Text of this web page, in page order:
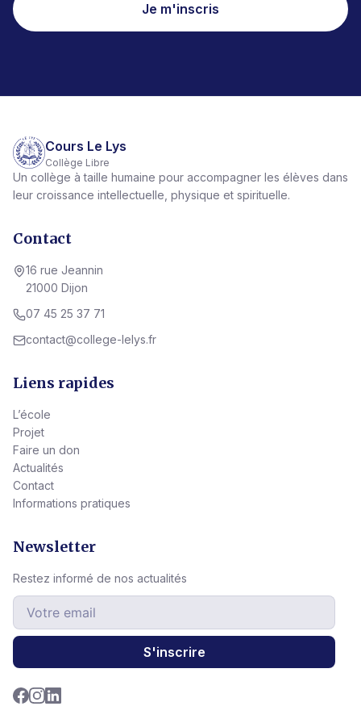
Je m'inscris
Cours Le Lys
Collège Libre
Un collège à taille humaine pour accompagner les élèves dans
leur croissance intellectuelle, physique et spirituelle.
Contact
16 rue Jeannin
21000 Dijon
07 45 25 37 71
contact@college-lelys.fr
Liens rapides
L’école
Projet
Faire un don
Actualités
Contact
Informations pratiques
Newsletter
Restez informé de nos actualités
S'inscrire